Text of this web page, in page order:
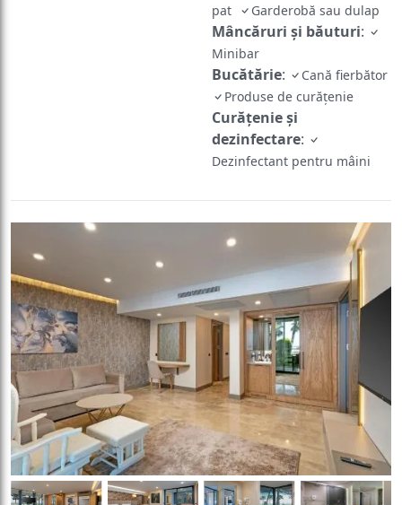
pat
Garderobă sau dulap
Mâncăruri și băuturi:
Minibar
Bucătărie:
Cană fierbător
Produse de curățenie
Curățenie și
dezinfectare:
Dezinfectant pentru mâini